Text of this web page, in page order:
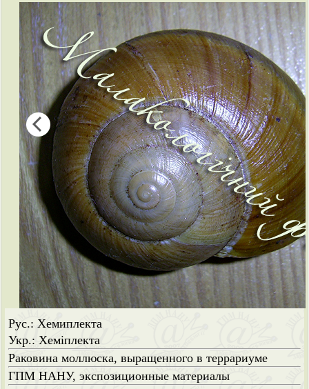
Рус.: Хемиплекта
Укр.: Хеміплекта
Раковина моллюска, выращенного в террариуме
ГПМ НАНУ, экспозиционные материалы